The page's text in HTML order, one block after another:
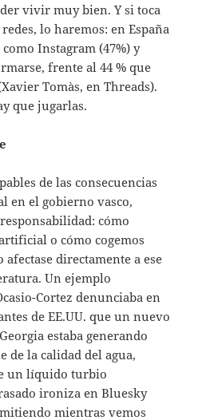
vivir muy bien. Y si toca
lo haremos: en España
Instagram (47%) y
frente al 44 % que
Tomàs, en Threads).
que jugarlas.
de las consecuencias
en el gobierno vasco,
cómo
o cómo cogemos
directamente a ese
Un ejemplo
Cortez denunciaba en
de EE.UU. que un nuevo
estaba generando
de la calidad del agua,
un líquido turbio
ironiza en Bluesky
mientras vemos